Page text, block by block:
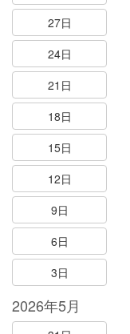
27日
24日
21日
18日
15日
12日
9日
6日
3日
2026年5月